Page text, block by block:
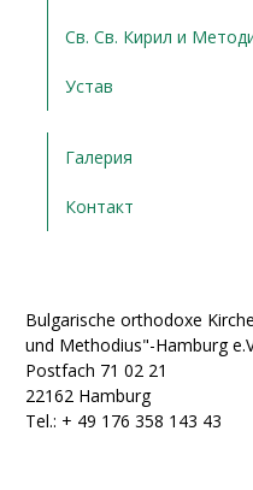
Св. Св. Кирил и
Устав
Галерия
Контакт
Bulgarische orthodoxe
und Methodius"-Hamburg
Postfach 71 02 21
22162 Hamburg
Tel.: + ‭49 176 358 143 43‬